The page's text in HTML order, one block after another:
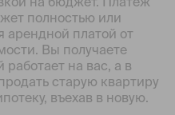
полностью или
арендной платой от
Вы получаете
работает на вас, а в
старую квартиру
въехав в новую.